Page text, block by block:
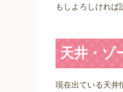
もしよろしければ
天井・ゾ
現在出ている天井